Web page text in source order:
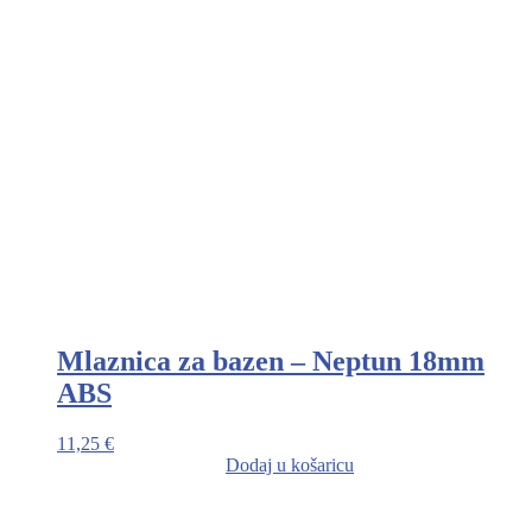
Mlaznica za bazen – Neptun 18mm
ABS
11,25 €
Dodaj u košaricu